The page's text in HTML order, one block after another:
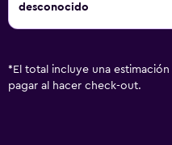
desconocido
* El total incluye una
pagar al hacer check-out.